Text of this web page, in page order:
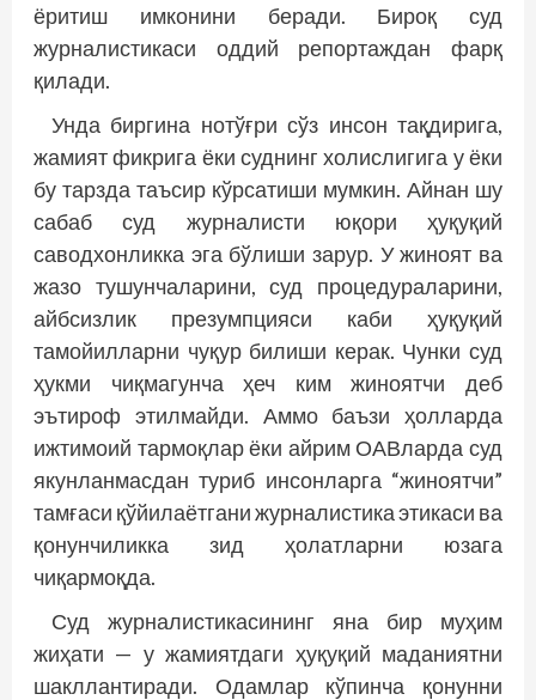
ёритиш имконини беради. Бироқ суд
журналистикаси оддий репортаждан фарқ
қилади.
Унда биргина нотўғри сўз инсон тақдирига,
жамият фикрига ёки суднинг холислигига у ёки
бу тарзда таъсир кўрсатиши мумкин. Айнан шу
сабаб суд журналисти юқори ҳуқуқий
саводхонликка эга бўлиши зарур. У жиноят ва
жазо тушунчаларини, суд процедураларини,
айбсизлик презумпцияси каби ҳуқуқий
тамойилларни чуқур билиши керак. Чунки суд
ҳукми чиқмагунча ҳеч ким жиноятчи деб
эътироф этилмайди. Аммо баъзи ҳолларда
ижтимоий тармоқлар ёки айрим ОАВларда суд
якунланмасдан туриб инсонларга “жиноятчи”
тамғаси қўйилаётгани журналистика этикаси ва
қонунчиликка зид ҳолатларни юзага
чиқармоқда.
Суд журналистикасининг яна бир муҳим
жиҳати — у жамиятдаги ҳуқуқий маданиятни
шакллантиради. Одамлар кўпинча қонунни